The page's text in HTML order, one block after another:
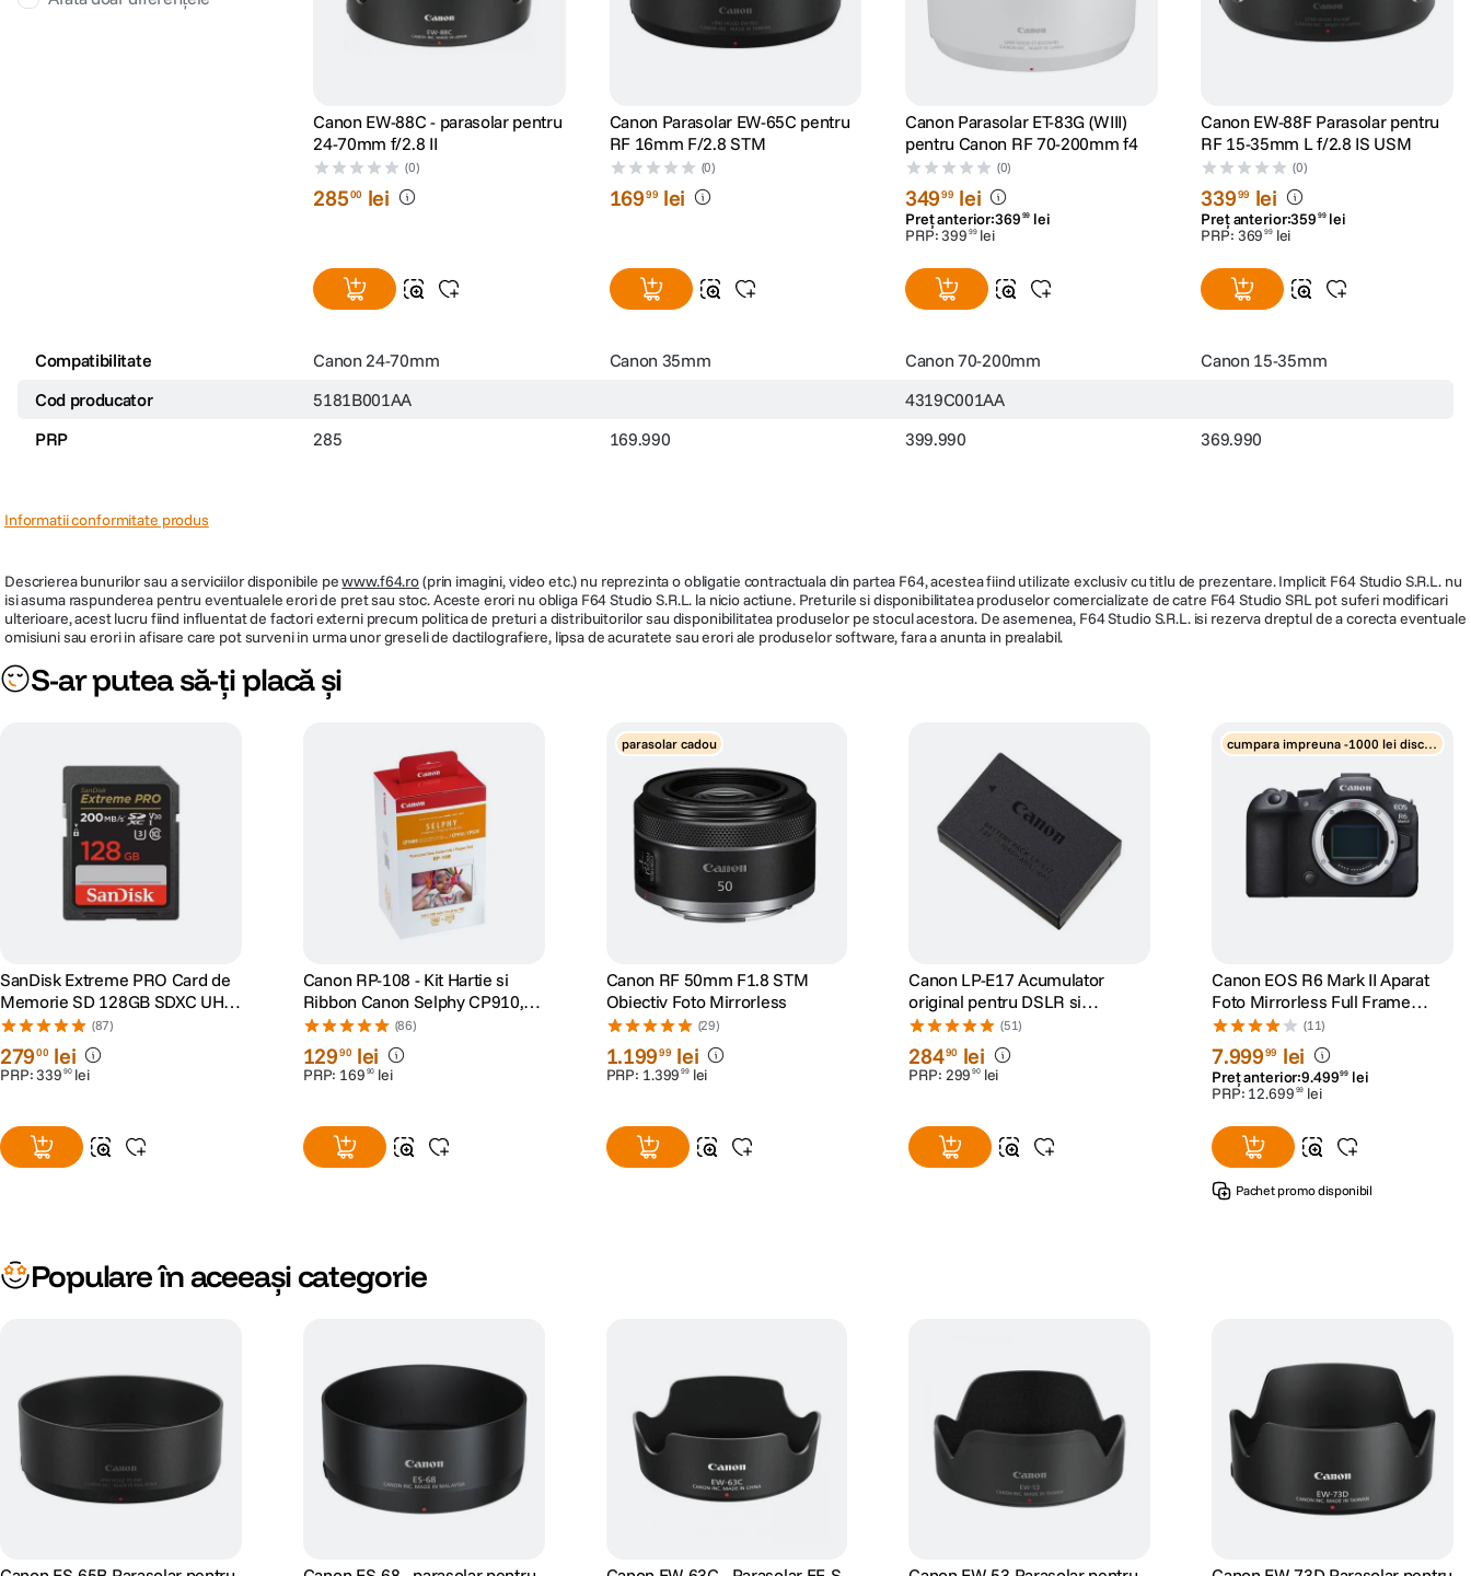
Canon EW-88C - parasolar pentru
24-70mm f/2.8 II
(0)
28500 lei
Canon Parasolar EW-65C pentru
RF 16mm F/2.8 STM
(0)
16999 lei
Canon Parasolar ET-83G (WIII)
pentru Canon RF 70-200mm f4
(0)
34999 lei
Preț anterior:369 99 lei
PRP:399 99 lei
Canon EW-88F Parasolar pentru
RF 15-35mm L f/2.8 IS USM
(0)
33999 lei
Preț anterior:359 99 lei
PRP: 369 99 lei
Compatibilitate Canon 24-70mm Canon 35mm Canon 70-200mm
Canon 15-35mm
Cod producator
5181B001AA
4319C001AA
PRP
285 169.990 399.990 369.990
Informatii conformitate produs
Descrierea bunurilor sau a serviciilor disponibile pewww.f64.ro(prin imagini, video etc.) nu reprezinta o obligatie contractuala din partea F64, acestea fiind utilizate exclusiv cu titlu de prezentare. Implicit F64 Studio S.R.L. nu
isi asuma raspunderea pentru eventualele erori de pret sau stoc. Aceste erori nu obliga F64 Studio S.R.L. la nicio actiune. Preturile si disponibilitatea produselor comercializate de catre F64 Studio SRL pot suferi modificari
ulterioare, acest lucru fiind influentat de factori externi precum politica de preturi a distribuitorilor sau disponibilitatea produselor pe stocul acestora. De asemenea, F64 Studio S.R.L. isi rezerva dreptul de a corecta eventuale
omisiuni sau erori in afisare care pot surveni in urma unor greseli de dactilografiere, lipsa de acuratete sau erori ale produselor software, fara a anunta in prealabil.
S-ar putea să-ți placă și
SanDisk Extreme PRO Card de
Memorie SD 128GB SDXC UHS-
I Class 10 U3 V30 + 2 Ani
RescuePRO Deluxe
(87)
27900 lei
PRP:339 90 lei
Canon RP-108 - Kit Hartie si
Ribbon Canon Selphy CP910,
CP1200, CP1300, CP1500
(86)
12990 lei
PRP: 169 90 lei
parasolar cadou
Canon RF 50mm F1.8 STM
Obiectiv Foto Mirrorless
(29)
1.19999 lei
PRP: 1.399 99 lei
Canon LP-E17 Acumulator
original pentru DSLR si
Mirrorless
(51)
28490 lei
PRP: 299 90 lei
cumpara impreuna -1000 lei disco
Canon EOS R6 Mark II Aparat
Foto Mirrorless Full Frame
24.2MP Body Negru
(11)
7.99999 lei
Preț anterior:9.49999 lei
PRP: 12.699 99 lei
Pachet promo disponibil
Populare în aceeași categorie